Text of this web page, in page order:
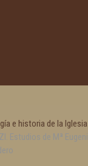
e historia de la Iglesia
Estudios de Mª